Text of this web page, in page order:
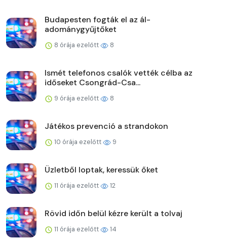
Budapesten fogták el az ál-
adománygyűjtőket
8 órája ezelőtt 8
Ismét telefonos csalók vették célba az
időseket Csongrád-Csa...
9 órája ezelőtt 8
Játékos prevenció a strandokon
10 órája ezelőtt 9
Üzletből loptak, keressük őket
11 órája ezelőtt 12
Rövid időn belül kézre került a tolvaj
11 órája ezelőtt 14